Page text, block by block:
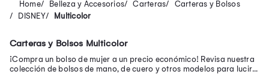
Belleza y Accesorios Carteras
Carteras y Bolsos
DISNEY
Multicolor
Carteras y Bolsos Multicolor
¡Compra un bolso de mujer a un precio económico! Revisa nuestra
colección de bolsos de mano, de cuero y otros modelos para lucir a